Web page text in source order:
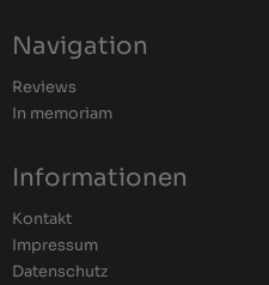
Navigation
Reviews
In memoriam
Informationen
Kontakt
Impressum
Datenschutz